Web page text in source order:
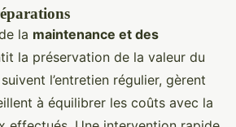
la maintenance et des
la préservation de la valeur du
l’entretien régulier, gèrent
à équilibrer les coûts avec la